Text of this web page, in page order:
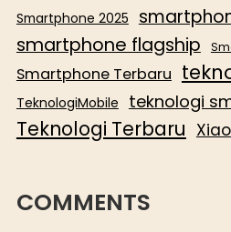
Smartphone 2025
smartphone flagship
Smartphone Terbaru
TeknologiMobile teknologi
Teknologi Terbaru
COMMENTS